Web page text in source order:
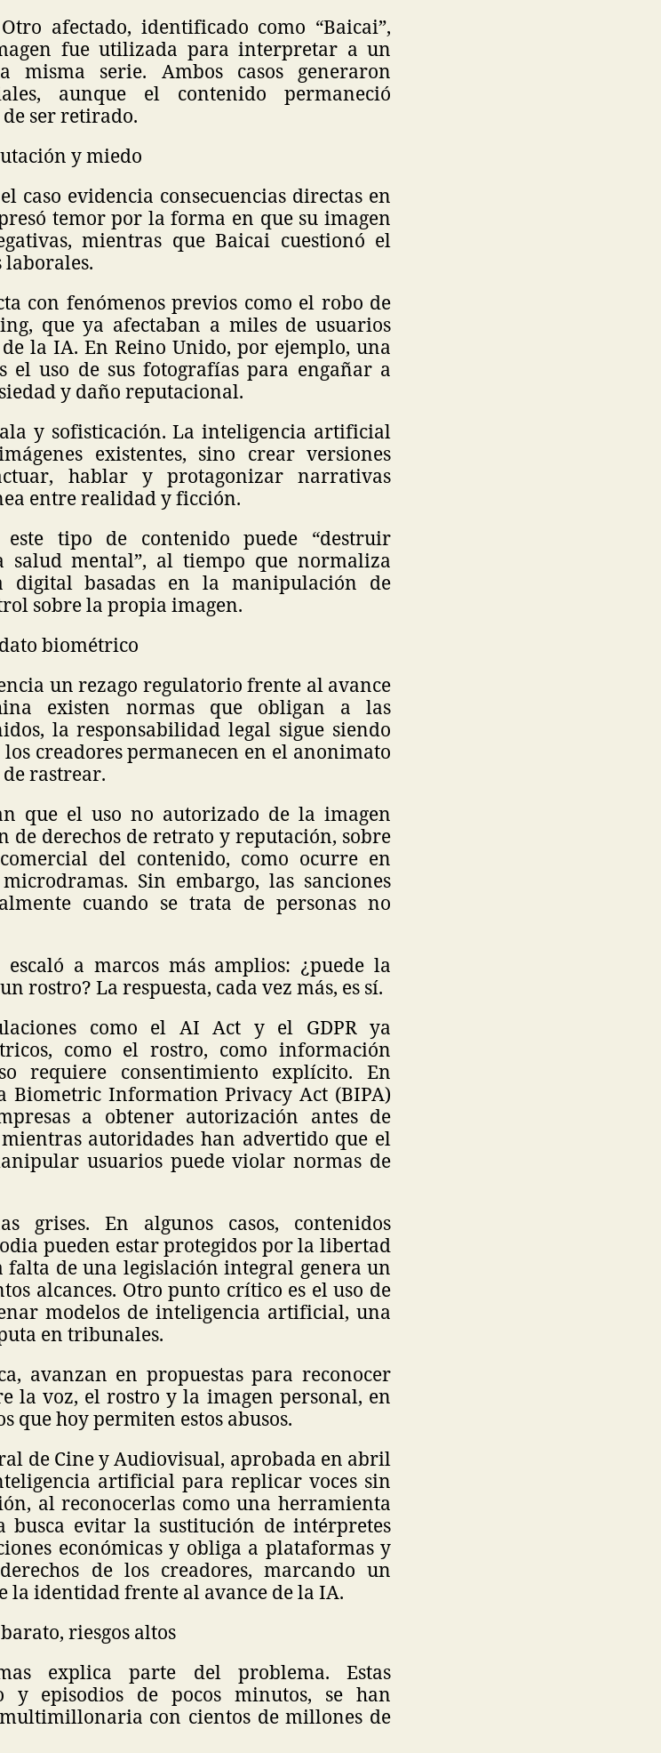
afectado, identificado como “Baicai”,
fue utilizada para interpretar a un
misma serie. Ambos casos generaron
aunque el contenido permaneció
ser retirado.
y miedo
caso evidencia consecuencias directas en
temor por la forma en que su imagen
mientras que Baicai cuestionó el
laborales.
con fenómenos previos como el robo de
que ya afectaban a miles de usuarios
la IA. En Reino Unido, por ejemplo, una
el uso de sus fotografías para engañar a
y daño reputacional.
y sofisticación. La inteligencia artificial
existentes, sino crear versiones
hablar y protagonizar narrativas
entre realidad y ficción.
este tipo de contenido puede “destruir
salud mental”, al tiempo que normaliza
digital basadas en la manipulación de
sobre la propia imagen.
biométrico
un rezago regulatorio frente al avance
existen normas que obligan a las
la responsabilidad legal sigue siendo
creadores permanecen en el anonimato
rastrear.
que el uso no autorizado de la imagen
derechos de retrato y reputación, sobre
del contenido, como ocurre en
Sin embargo, las sanciones
cuando se trata de personas no
a marcos más amplios: ¿puede la
rostro? La respuesta, cada vez más, es sí.
como el AI Act y el GDPR ya
como el rostro, como información
requiere consentimiento explícito. En
Biometric Information Privacy Act (BIPA)
a obtener autorización antes de
autoridades han advertido que el
usuarios puede violar normas de
grises. En algunos casos, contenidos
pueden estar protegidos por la libertad
falta de una legislación integral genera un
alcances. Otro punto crítico es el uso de
modelos de inteligencia artificial, una
en tribunales.
avanzan en propuestas para reconocer
la voz, el rostro y la imagen personal, en
que hoy permiten estos abusos.
de Cine y Audiovisual, aprobada en abril
artificial para replicar voces sin
al reconocerlas como una herramienta
busca evitar la sustitución de intérpretes
económicas y obliga a plataformas y
de los creadores, marcando un
la identidad frente al avance de la IA.
riesgos altos
explica parte del problema. Estas
y episodios de pocos minutos, se han
con cientos de millones de